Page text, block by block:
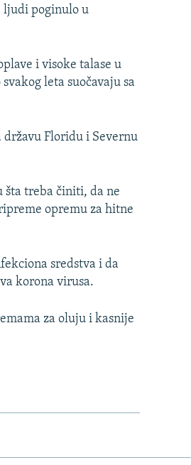
ljudi poginulo u
i visoke talase u
leta suočavaju sa
državu Floridu i Severnu
šta treba činiti, da ne
opremu za hitne
sredstva i da
korona virusa.
za oluju i kasnije